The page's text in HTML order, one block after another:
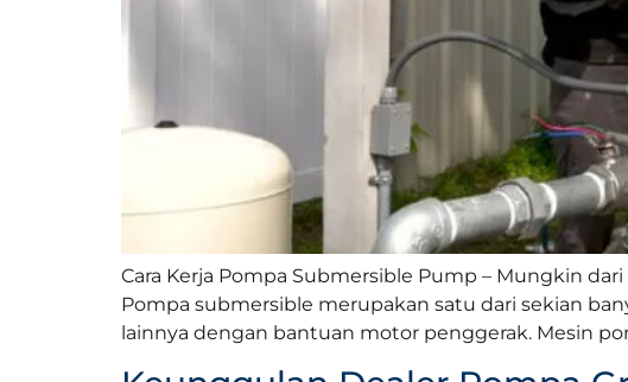
Cara Kerja Pompa Submersible Pump – Mungkin
Pompa submersible merupakan satu dari sekian
lainnya dengan bantuan motor penggerak. Mesin